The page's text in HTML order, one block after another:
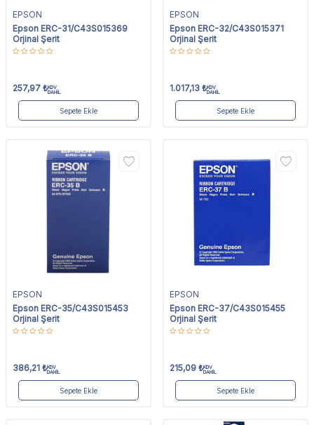
EPSON
Epson ERC-31/C43S015369
Orjinal Şerit
257,97 ₺KDV
DAHİL
Sepete Ekle
EPSON
Epson ERC-32/C43S015371
Orjinal Şerit
1.017,13 ₺KDV
DAHİL
Sepete Ekle
EPSON
Epson ERC-35/C43S015453
Orjinal Şerit
386,21 ₺KDV
DAHİL
Sepete Ekle
EPSON
Epson ERC-37/C43S015455
Orjinal Şerit
215,09 ₺KDV
DAHİL
Sepete Ekle